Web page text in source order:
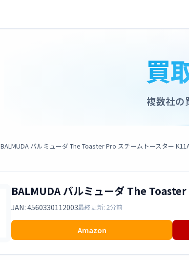
買
複数社の
BALMUDA バルミューダ The Toaster Pro スチームトースター
BALMUDA バルミューダ The
JAN: 4560330112003最終更新: 2分前
Amazon